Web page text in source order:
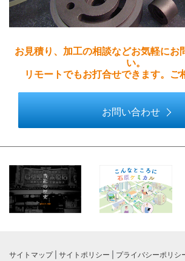
お見積り、加工の相談などお気軽にお
い。
リモートでもお打合せできます。ご
お問い合わせ
サイトマップ| サイトポリシー プライバシーポリシ